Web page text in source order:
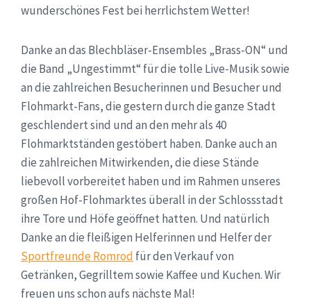
wunderschönes Fest bei herrlichstem Wetter!
Danke an das Blechbläser-Ensembles „Brass-ON“ und
die Band „Ungestimmt“ für die tolle Live-Musik sowie
an die zahlreichen Besucherinnen und Besucher und
Flohmarkt-Fans, die gestern durch die ganze Stadt
geschlendert sind und an den mehr als 40
Flohmarktständen gestöbert haben. Danke auch an
die zahlreichen Mitwirkenden, die diese Stände
liebevoll vorbereitet haben und im Rahmen unseres
großen Hof-Flohmarktes überall in der Schlossstadt
ihre Tore und Höfe geöffnet hatten. Und natürlich
Danke an die fleißigen Helferinnen und Helfer der
Sportfreunde Romrod für den Verkauf von
Getränken, Gegrilltem sowie Kaffee und Kuchen. Wir
freuen uns schon aufs nächste Mal!